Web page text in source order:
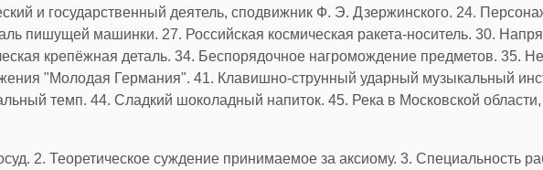
и государственный деятель, сподвижник Ф. Э. Дзержинского. 24.
пишущей машинки. 27. Российская космическая ракета-носитель. 30.
крепёжная деталь. 34. Беспорядочное нагромождение предметов. 35.
"Молодая Германия". 41. Клавишно-струнный ударный музыкальный
темп. 44. Сладкий шоколадный напиток. 45. Река в Московской области,
2. Теоретическое суждение принимаемое за аксиому. 3. Специальность